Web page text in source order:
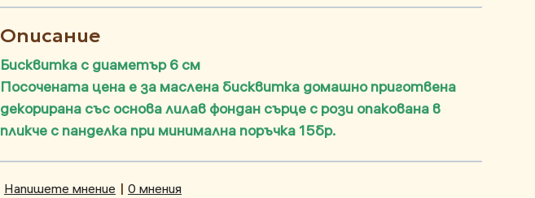
Описание
Бисквитка с диаметър 6 см
Посочената цена е за маслена бисквитка домашно приготвена
декорирана със основа лилав фондан сърце с рози опакована в
пликче с панделка при минимална поръчка 15бр.
Напишете мнение | 0 мнения